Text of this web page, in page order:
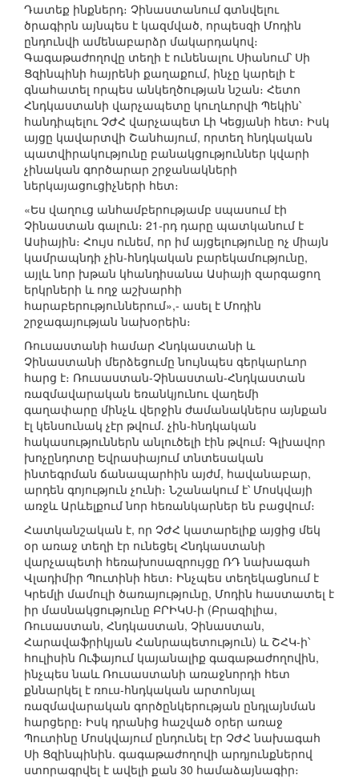
Դատեք ինքներդ։ Չինաստանում գտնվելու
ծրագիրն այնպես է կազմված, որպեսզի Մոդին
ընդունվի ամենաբարձր մակարդակով։
Գագաթաժողովը տեղի է ունենալու Սիանում՝ Սի
Ցզինպինի հայրենի քաղաքում, ինչը կարելի է
գնահատել որպես անկեղծության նշան։ Հետո
Հնդկաստանի վարչապետը կուղևորվի Պեկին՝
հանդիպելու ՉԺՀ վարչապետ Լի Կեցյանի հետ։ Իսկ
այցը կավարտվի Շանհայում, որտեղ հնդկական
պատվիրակությունը բանակցություններ կվարի
չինական գործարար շրջանակների
ներկայացուցիչների հետ։
«Ես վաղուց անհամբերությամբ սպասում էի
Չինաստան գալուն։ 21-րդ դարը պատկանում է
Ասիային։ Հույս ունեմ, որ իմ այցելությունը ոչ միայն
կամրապնդի չին-հնդկական բարեկամությունը,
այլև նոր խթան կհանդիսանա Ասիայի զարգացող
երկրների և ողջ աշխարհի
հարաբերություններում»,- ասել է Մոդին
շրջագայության նախօրեին։
Ռուսաստանի համար Հնդկաստանի և
Չինաստանի մերձեցումը նույնպես գերկարևոր
հարց է։ Ռուսաստան-Չինաստան-Հնդկաստան
ռազմավարական եռանկյունու վաղեմի
գաղափարը մինչև վերջին ժամանակներս այնքան
էլ կենսունակ չէր թվում. չին-հնդկական
հակասություններն անլուծելի էին թվում։ Գլխավոր
խոչընդոտը Եվրասիայում տնտեսական
ինտեգրման ճանապարհին այժմ, հավանաբար,
արդեն գոյություն չունի։ Նշանակում է՝ Մոսկվայի
առջև Արևելքում նոր հեռանկարներ են բացվում։
Հատկանշական է, որ ՉԺՀ կատարելիք այցից մեկ
օր առաջ տեղի էր ունեցել Հնդկաստանի
վարչապետի հեռախոսազրույցը ՌԴ նախագահ
Վլադիմիր Պուտինի հետ։ Ինչպես տեղեկացնում է
Կրեմլի մամուլի ծառայությունը, Մոդին հաստատել է
իր մասնակցությունը ԲՐԻԿՍ-ի (Բրազիլիա,
Ռուսաստան, Հնդկաստան, Չինաստան,
Հարավաֆրիկյան Հանրապետություն) և ՇՀԿ-ի՝
հուլիսին Ուֆայում կայանալիք գագաթաժողովին,
ինչպես նաև Ռուսաստանի առաջնորդի հետ
քննարկել է ռուս-հնդկական արտոնյալ
ռազմավարական գործընկերության ընդլայնման
հարցերը։ Իսկ դրանից հաշված օրեր առաջ
Պուտինը Մոսկվայում ընդունել էր ՉԺՀ նախագահ
Սի Ցզինպինին. գագաթաժողովի արդյունքներով
ստորագրվել է ավելի քան 30 համաձայնագիր։